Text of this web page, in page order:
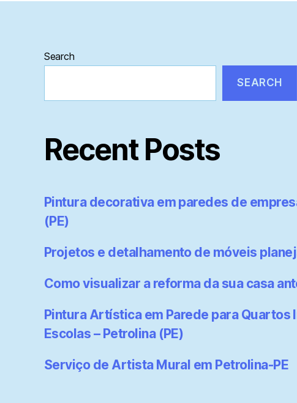
Search
SEARCH
Recent Posts
Pintura decorativa em paredes de
(PE)
Projetos e detalhamento de móveis
Como visualizar a reforma da sua casa
Pintura Artística em Parede para Quartos
Escolas – Petrolina (PE)
Serviço de Artista Mural em Petrolina-PE